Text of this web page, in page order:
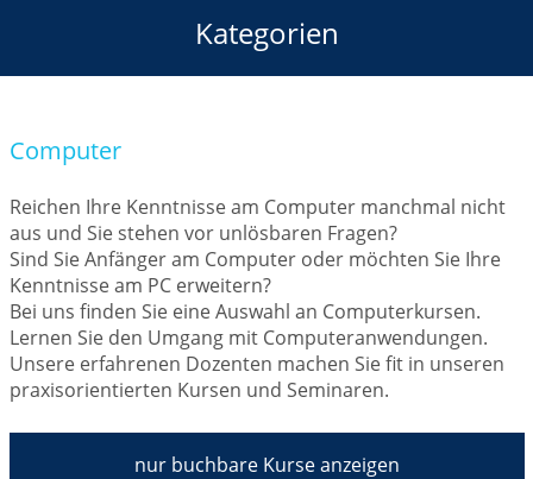
Kategorien
Computer
Reichen Ihre Kenntnisse am Computer manchmal nicht
aus und Sie stehen vor unlösbaren Fragen?
Sind Sie Anfänger am Computer oder möchten Sie Ihre
Kenntnisse am PC erweitern?
Bei uns finden Sie eine Auswahl an Computerkursen.
Lernen Sie den Umgang mit Computeranwendungen.
Unsere erfahrenen Dozenten machen Sie fit in unseren
praxisorientierten Kursen und Seminaren.
nur buchbareKurse anzeigen